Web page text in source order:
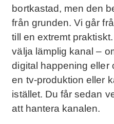
bortkastad, men den
från grunden. Vi går
till en extremt
välja lämplig kanal –
digital happening eller
en tv-produktion eller
istället. Du får sedan
att hantera kanalen.